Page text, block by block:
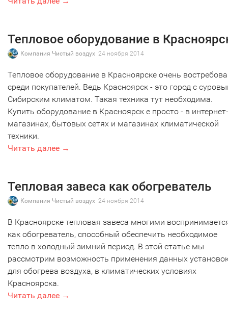
Тепловое оборудование в
Компания Чистый воздух 24 ноября 2014
Тепловое оборудование в Красноярске очень
среди покупателей. Ведь Красноярск - это город с
Сибирским климатом. Такая техника тут необходима.
Купить оборудование в Красноярск е просто - в интернет-
магазинах, бытовых сетях и магазинах климатической
техники.
Читать далее →
Тепловая завеса как обогреватель
Компания Чистый воздух 24 ноября 2014
В Красноярске тепловая завеса многими
как обогреватель, способный обеспечить необходимое
тепло в холодный зимний период. В этой статье мы
рассмотрим возможность применения данных
для обогрева воздуха, в климатических условиях
Красноярска.
Читать далее →